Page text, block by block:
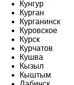
Кунгур
Курган
Курганинск
Куровское
Курск
Курчатов
Кушва
Кызыл
Кыштым